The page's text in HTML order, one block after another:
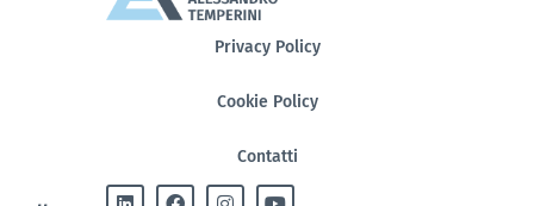
Privacy Policy
Cookie Policy
Contatti